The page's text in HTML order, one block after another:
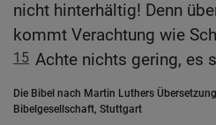
nicht hinterhältig! Denn
kommt Verachtung wie
15 Achte nichts gering, es
Die Bibel nach Martin Luthers
Bibelgesellschaft, Stuttgart